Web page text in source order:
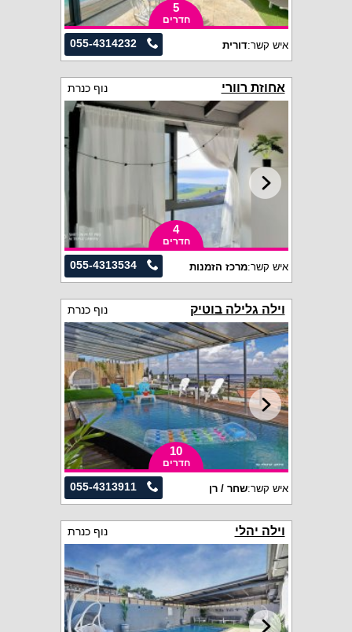
5
חדרים
055-4314232 איש קשר:דורית
אחוזת רוורי נוף כנרת
4
חדרים
055-4313534 איש קשר:מרכז הזמנות
וילה גלילה בוטיק נוף כנרת
10
חדרים
055-4313911 איש קשר:שחר / רן
וילה יהלי נוף כנרת